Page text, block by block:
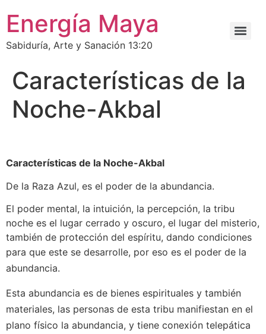
Energía Maya
Sabiduría, Arte y Sanación 13:20
Características de la
Noche-Akbal
Características de la Noche-Akbal
De la Raza Azul, es el poder de la abundancia.
El poder mental, la intuición, la percepción, la tribu
noche es el lugar cerrado y oscuro, el lugar del misterio,
también de protección del espíritu, dando condiciones
para que este se desarrolle, por eso es el poder de la
abundancia.
Esta abundancia es de bienes espirituales y también
materiales, las personas de esta tribu manifiestan en el
plano físico la abundancia, y tiene conexión telepática